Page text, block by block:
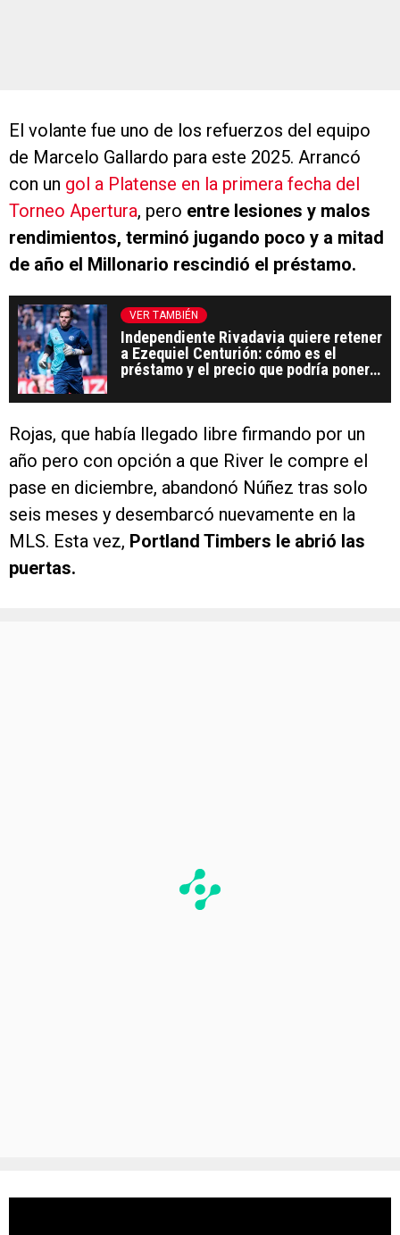
El volante fue uno de los refuerzos del equipo
de Marcelo Gallardo para este 2025. Arrancó
con un gol a Platense en la primera fecha del
Torneo Apertura, pero entre lesiones y malos
rendimientos, terminó jugando poco y a mitad
de año el Millonario rescindió el préstamo.
VER TAMBIÉN
Independiente Rivadavia quiere retener
a Ezequiel Centurión: cómo es el
préstamo y el precio que podría ponerle
Rojas, que había llegado libre firmando por un
año pero con opción a que River le compre el
pase en diciembre, abandonó Núñez tras solo
seis meses y desembarcó nuevamente en la
MLS. Esta vez, Portland Timbers le abrió las
puertas.